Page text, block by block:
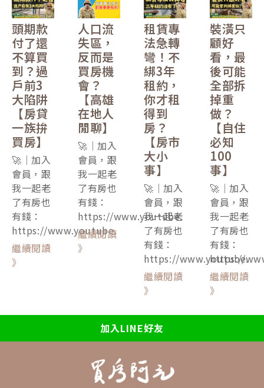
頭期款
付了還
不算買
到？過
戶前3
大陷阱
【房貸
一族拚
買房】
🚀｜加入
會員，跟
我一起老
了有房也
有錢：
https://www.youtube.
繼續閱讀
》
人口流
失區，
反而是
買房機
會？
【高雄
在地人
閒聊】
🚀｜加入
會員，跟
我一起老
了有房也
有錢：
https://www.youtube.
繼續閱讀
》
租賃專
法急轉
彎！不
綁3年
租約，
你才租
得到
房？
【房市
大小
事】
🚀｜加入
會員，跟
我一起老
了有房也
有錢：
https://www.youtube.
繼續閱讀
》
裝潢只
顧好
看，最
後可能
全部拆
掉重
做？
【自住
必知
100
事】
🚀｜加入
會員，跟
我一起老
了有房也
有錢：
https://
繼續閱讀
》
加入LINE好友